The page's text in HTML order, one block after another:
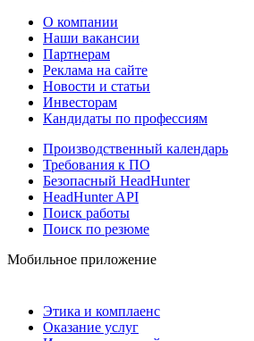
О компании
Наши вакансии
Партнерам
Реклама на сайте
Новости и статьи
Инвесторам
Кандидаты по профессиям
Производственный календарь
Требования к ПО
Безопасный HeadHunter
HeadHunter API
Поиск работы
Поиск по резюме
Мобильное приложение
Этика и комплаенс
Оказание услуг